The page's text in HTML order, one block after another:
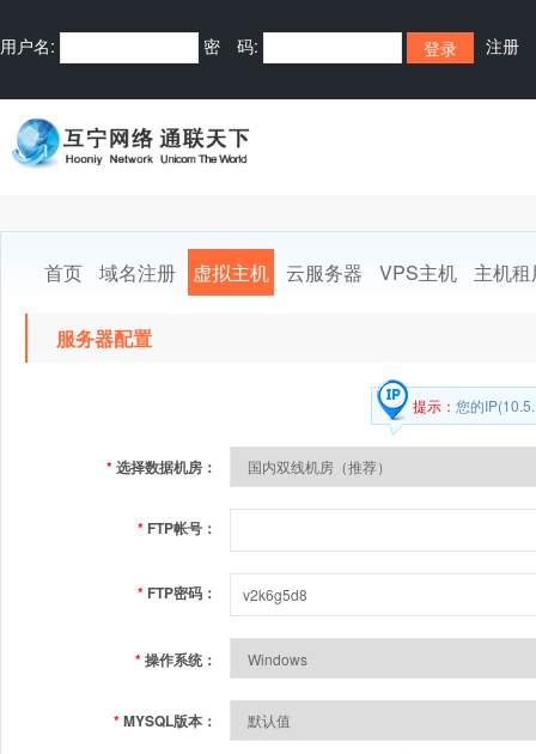
用户名: 密 码: 注册
首页 域名注册 虚拟主机 云服务器 VPS主机 主机
服务器配置
提示： 您的
*选择数据机房：
* FTP帐号：
* FTP密码：
*操作系统：
*MYSQL版本：